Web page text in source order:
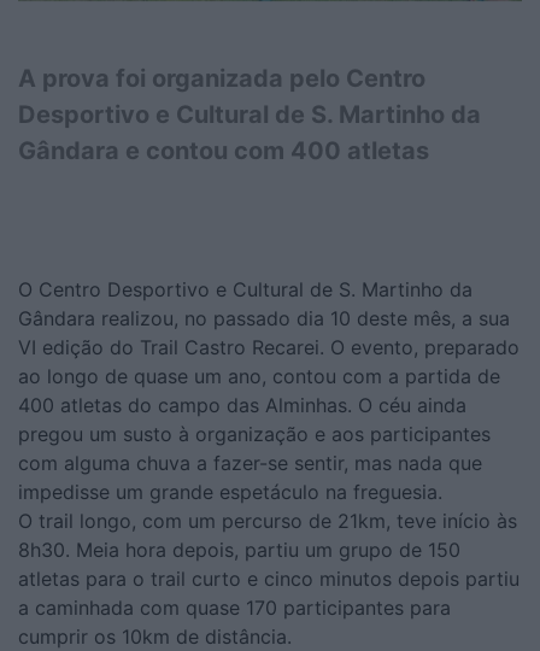
A prova foi organizada pelo Centro
Desportivo e Cultural de S. Martinho da
Gândara e contou com 400 atletas
O Centro Desportivo e Cultural de S. Martinho da
Gândara realizou, no passado dia 10 deste mês, a sua
VI edição do Trail Castro Recarei. O evento, preparado
ao longo de quase um ano, contou com a partida de
400 atletas do campo das Alminhas. O céu ainda
pregou um susto à organização e aos participantes
com alguma chuva a fazer-se sentir, mas nada que
impedisse um grande espetáculo na freguesia.
O trail longo, com um percurso de 21km, teve início às
8h30. Meia hora depois, partiu um grupo de 150
atletas para o trail curto e cinco minutos depois partiu
a caminhada com quase 170 participantes para
cumprir os 10km de distância.